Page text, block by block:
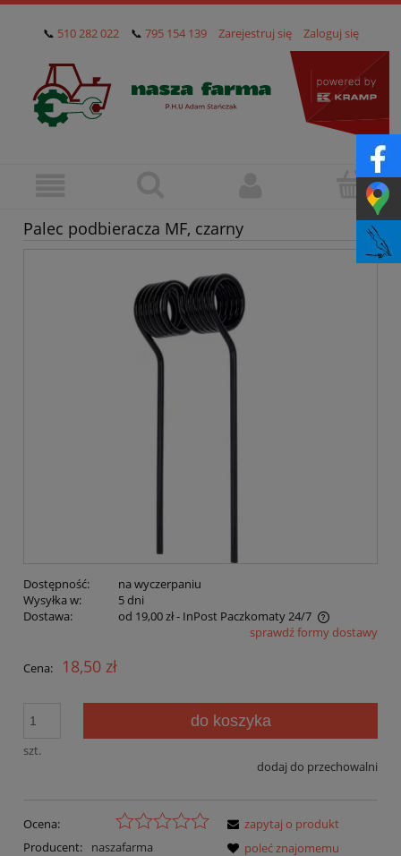
📞 510 282 022 📞 795 154 139 Zarejestruj się Zaloguj się
Palec podbieracza MF, czarny
Dostępność:
na wyczerpaniu
Wysyłka w:
5 dni
Dostawa:
od 19,00 zł- InPost Paczkomaty 24/7
Cena nie zawiera ewentualnych kosztów płatnościsprawdź formy dostawy
Cena: 18,50 zł
szt.
do koszyka
dodaj do przechowalni
Ocena:
Producent:
naszafarma
zapytaj o produkt
poleć znajomemu